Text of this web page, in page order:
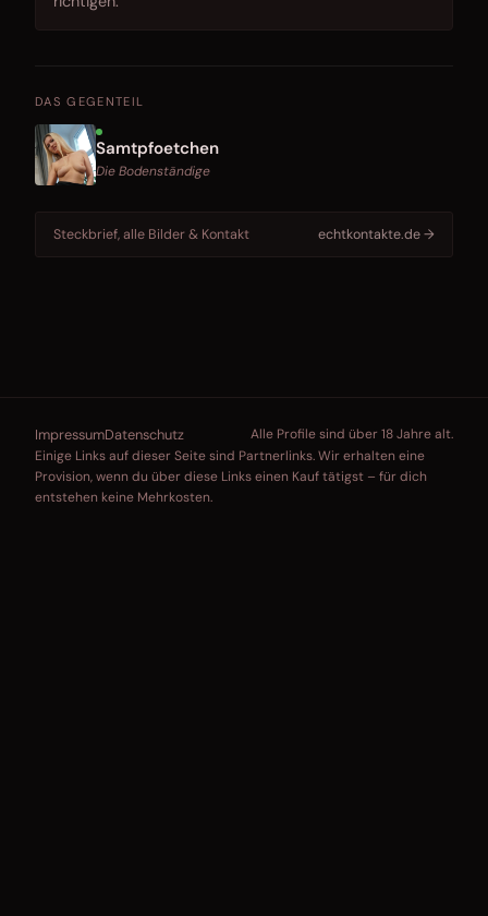
DAS GEGENTEIL
Samtpfoetchen
Die Bodenständige
Steckbrief, alle Bilder & Kontakt echtkontakte.de →
ImpressumDatenschutz
Alle Profile sind über 18 Jahre alt.
Einige Links auf dieser Seite sind Partnerlinks. Wir erhalten eine
Provision, wenn du über diese Links einen Kauf tätigst – für dich
entstehen keine Mehrkosten.